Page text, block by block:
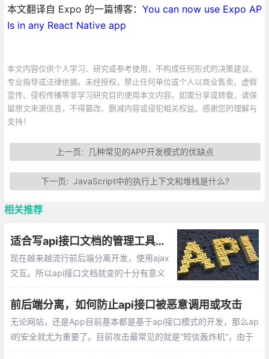
本文翻译自 Expo 的一篇博客： You can now use Expo AP
Is in any React Native app
本文内容仅供个人学习、研究或参考使用，不构成任何形式的决策建议、
专业指导或法律依据。未经授权，禁止任何单位或个人以商业售卖、虚假
宣传、侵权传播等非学习研究目的使用本文内容。如需分享或转载，请保
留原文来源信息，不得篡改、删减内容或侵犯相关权益。感谢您的理解与
支持！
上一页: 几种常见的APP开发模式的优缺点
下一页: JavaScript中的执行上下文和堆栈是什么?
相关推荐
适合写api接口文档的管理工具有哪些？
现在越来越流行前后端分离开发，使用ajax
交互。所以api接口文档就变的十分有意义
理工具呢？比如：MinDoc，eoLinker，apiz
za，RAML，Swagger等等
前后端分离，如何防止api接口被恶意调用或攻击
无论网站，还是App目前基本都是基于api接口模式的开发，那么ap
i的安全就尤为重要了。目前攻击最常见的就是“短信轰炸机”，由于